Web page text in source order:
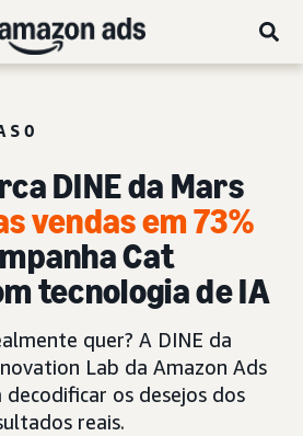
DINE da Mars
vendas em 73%
Cat
tecnologia de IA
quer? A DINE da
Lab da Amazon Ads
os desejos dos
reais.